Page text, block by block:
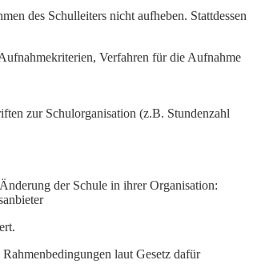
des Schulleiters nicht aufheben. Stattdessen
Verfahren für die Aufnahme
zur Schulorganisation (z.B. Stundenzahl
der Schule in ihrer Organisation:
laut Gesetz dafür